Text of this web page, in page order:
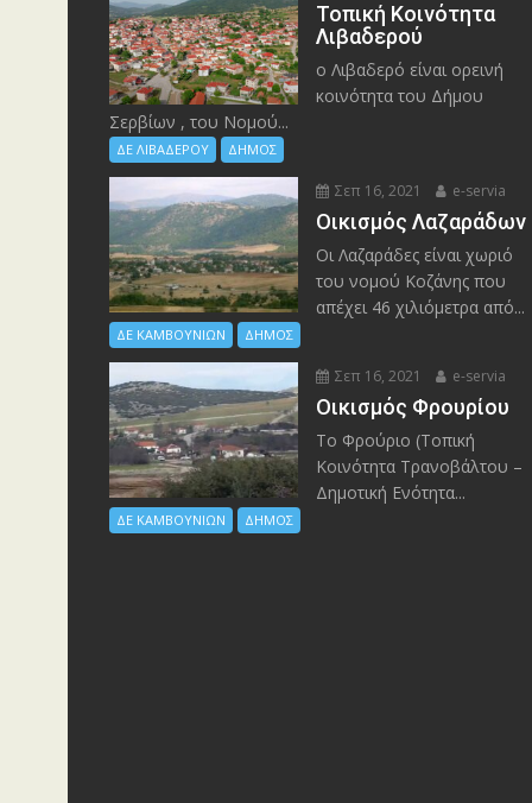
Τοπική Κοινότητα
Λιβαδερού
ο Λιβαδερό είναι ορεινή
κοινότητα του Δήμου
Σερβίων , του Νομού...
ΔΕ ΛΙΒΑΔΕΡΟΥ ΔΗΜΟΣ
Σεπ 16, 2021 e-servia
Οικισμός Λαζαράδων
Οι Λαζαράδες είναι χωριό
του νομού Κοζάνης που
απέχει 46 χιλιόμετρα από...
ΔΕ ΚΑΜΒΟΥΝΙΩΝ ΔΗΜΟΣ
Σεπ 16, 2021 e-servia
Οικισμός Φρουρίου
Το Φρούριο (Τοπική
Κοινότητα Τρανοβάλτου –
Δημοτική Ενότητα...
ΔΕ ΚΑΜΒΟΥΝΙΩΝ ΔΗΜΟΣ